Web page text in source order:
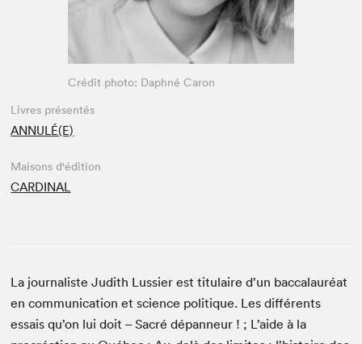
Crédit photo: Daphné Caron
Livres présentés
ANNULÉ(E)
Maisons d'édition
CARDINAL
La journaliste Judith Lussier est titulaire d’un baccalauréat
en communication et science politique. Les différents
essais qu’on lui doit – Sacré dépanneur ! ; L’aide à la